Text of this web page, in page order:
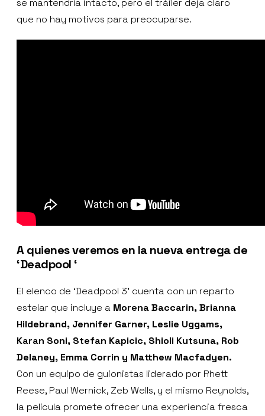
que no hay motivos para preocuparse.
A quienes veremos en la nueva entrega de
‘Deadpool ‘
El elenco de ‘Deadpool 3' cuenta con un reparto
estelar que incluye a Morena Baccarin, Brianna
Hildebrand, Jennifer Garner, Leslie Uggams,
Karan Soni, Stefan Kapicic, Shioli Kutsuna, Rob
Delaney, Emma Corrin y Matthew Macfadyen.
Con un equipo de guionistas liderado por Rhett
Reese, Paul Wernick, Zeb Wells, y el mismo Reynolds,
la película promete ofrecer una experiencia fresca